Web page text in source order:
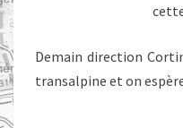
Demain direction
transalpine et on